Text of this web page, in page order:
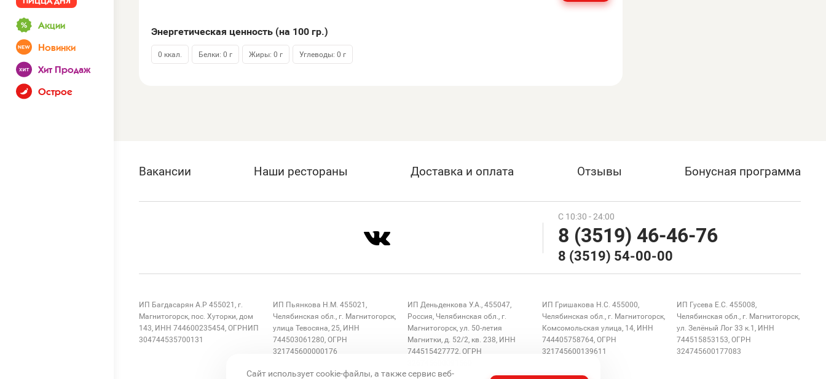
Акции
Новинки
Хит Продаж
Острое
Сайт использует cookie-файлы, а также сервис веб-
Энергетическая ценность (на 100гр.)
0 ккал. Белки: 0 г Жиры: 0 г Углеводы: 0 г
Вакансии Наши рестораны Доставка и оплата Отзывы Бонусная программа
С 10:30 - 24:00
8 (3519) 46-46-76
8 (3519) 54-00-00
ИП Багдасарян А.Р 455021, г.
Магнитогорск, пос. Хуторки, дом
143, ИНН 744600235454, ОГРНИП
304744535700131
ИП Пьянкова Н.М. 455021,
Челябинская обл., г. Магнитогорск,
улица Тевосяна, 25, ИНН
744503061280, ОГРН
321745600000176
ИП Деньденкова У.А., 455047,
Россия, Челябинская обл., г.
Магнитогорск, ул. 50-летия
Магнитки, д. 52/2, кв. 238, ИНН
744515427772, ОГРН
ИП Гришакова Н.С. 455000,
Челябинская обл., г. Магнитогорск,
Комсомольская улица, 14, ИНН
744405758764, ОГРН
321745600139611
ИП Гусева Е.С. 455008,
Челябинская обл., г. Магнитогорск,
ул. Зелёный Лог 33 к.1, ИНН
744515853153, ОГРН
324745600177083